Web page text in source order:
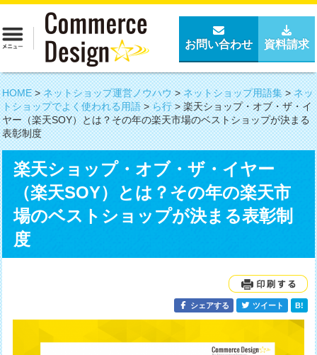
お問い合わせ 資料請求
HOME>ネットショップ運営ノウハウ>ネットショップ用語集>ネッ
トショップでよく使われる用語>ら行>楽天ショップ・オブ・ザ・イ
ヤー（楽天SOY）とは？その年の楽天市場のベストショップが決まる
表彰制度
楽天ショップ・オブ・ザ・イヤー
（楽天SOY）とは？その年の楽天市
場のベストショップが決まる表彰制
度
シェアする ツイート B!